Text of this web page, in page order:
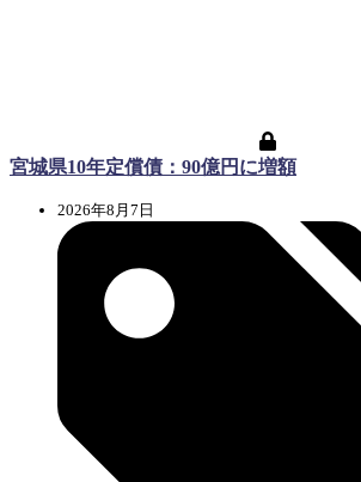
宮城県10年定償債：90億円に増額
2026年8月7日